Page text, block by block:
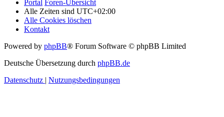
Portal
Foren-Übersicht
Alle Zeiten sind UTC+02:00
Alle Cookies löschen
Kontakt
Powered by phpBB® Forum Software © phpBB Limited
Deutsche Übersetzung durch phpBB.de
Datenschutz | Nutzungsbedingungen